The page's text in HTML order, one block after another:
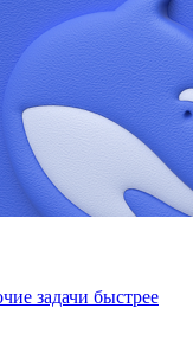
задачи быстрее